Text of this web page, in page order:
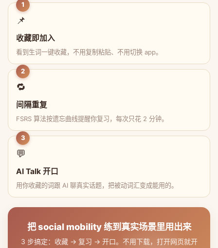
1
📌
收藏即加入
看到生词一键收藏，不用复制粘贴、不用切换 app。
2
🔁
间隔重复
FSRS 算法按遗忘曲线提醒你复习，每次只花 2 分钟。
3
💬
AI Talk 开口
用你收藏的词跟 AI 聊真实话题，把被动词汇变成能用的。
把 social mobility 练到真实场景里用出来
3 步搞定：收藏 → 复习 → 开口。不用下载，打开网页就开